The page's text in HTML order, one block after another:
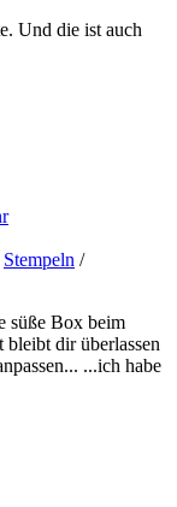
Und die ist auch
Stempeln /
süße Box beim
bleibt dir überlassen
...ich habe